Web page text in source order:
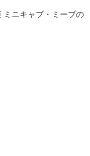
ミニキャブ・ミーブの